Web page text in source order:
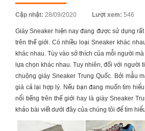
Cập nhật: Posted
28/09/2020 Lượt xem: 546
Giày Sneaker hiện nay đang được sử dụng
trên thế giới. Có nhiều loại Sneaker khác
khác nhau. Tùy vào sở thích của mỗi người mà
lựa chọn khác nhau. Tuy nhiên, đối với người
chuộng giày Sneaker Trung Quốc. Bởi mẫu
giá cả lại hợp lý. Nếu bạn đang muốn tìm
nổi tiếng trên thế giới hay là giày Sneaker
khảo bài viết dưới đây của chúng tôi để tìm